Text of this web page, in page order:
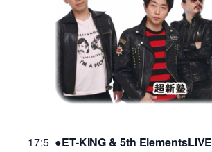
17:5 ●ET-KING & 5th ElementsLIVE